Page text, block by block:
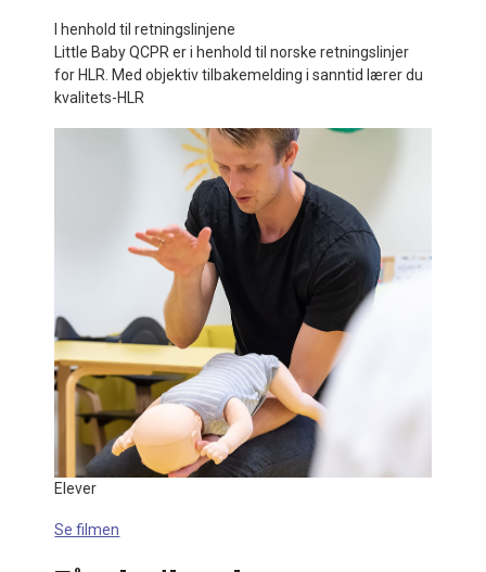
I henhold til retningslinjene
Little Baby QCPR er i henhold til norske retningslinjer
for HLR. Med objektiv tilbakemelding i sanntid lærer du
kvalitets-HLR
Elever
Se filmen